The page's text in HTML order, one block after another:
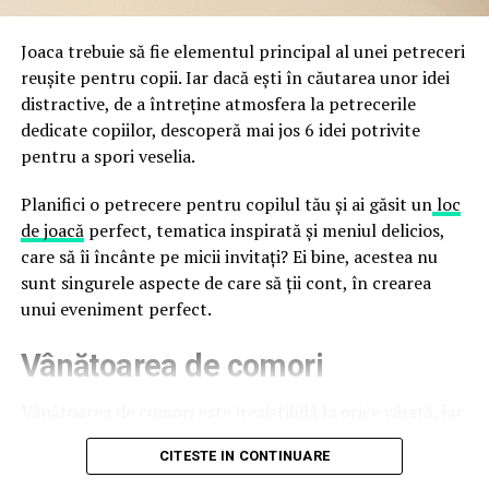
false până la tentative de furt al datelor personale și
financiare. Instituția recomandă verificarea atentă a
sursei mesajelor și raportarea incidentelor la numărul
unic 1911.
Campaniile identificate în ultimele săptămâni folosesc
false de streaming, coduri QR malițioase și mesaje care
promit bilete, rambursări, premii sau acces gratuit la
meciuri. FBI a emis în luna mai un avertisment privind
site-urile care clonează platforma oficială prin
modificări minore ale denumirii domeniului, precum
a colecta date personale și bancare.
de cercetătorii în securitate, ar opera peste 300 de
pagini de phishing care reproduc ecranul de
Joaca trebuie să fie elementul principal al unei petreceri
reușite pentru copii. Iar dacă ești în căutarea unor idei
distractive, de a întreține atmosfera la petrecerile
dedicate copiilor, descoperă mai jos 6 idei potrivite
pentru a spori veselia.
Planifici o petrecere pentru copilul tău și ai găsit unloc
de joacăperfect, tematica inspirată și meniul delicios,
care să îi încânte pe micii invitați? Ei bine, acestea nu
sunt singurele aspecte de care să ții cont, în crearea
unui eveniment perfect.
Vânătoarea de comori
pentru copii este una dintre cele mai distractive
activități. Tot ce trebuie să faci este să ascunzi câteva
CITESTE IN CONTINUARE